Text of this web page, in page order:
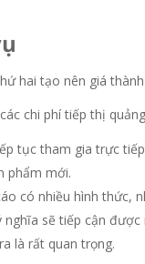
hai tạo nên giá
chi phí tiếp thị
tục tham gia trực
phẩm mới.
có nhiều hình thức,
nghĩa sẽ tiếp cận
là rất quan trọng.